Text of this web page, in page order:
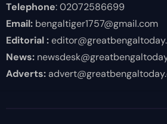
Telephone: 02072586699
Email:bengaltiger1757@gmail.com
Editorial :
News:
Adverts: